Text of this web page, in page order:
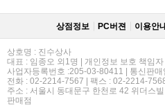
상점정보 PC버젼 이용안
상호명 : 진수상사
대표 : 임종오 외1명 | 개인정보 보호 책임자
사업자등록번호 :205-03-80411 | 통신판
전화 : 02-2214-7567 | 팩스 : 02-2214-
주소 : 서울시 동대문구 한천로 42 위더스
판매점